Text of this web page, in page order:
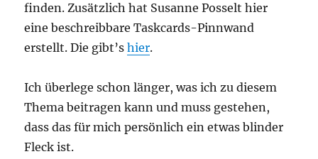
finden. Zusätzlich hat Susanne Posselt hier
eine beschreibbare Taskcards-Pinnwand
erstellt. Die gibt’shier.
Ich überlege schon länger, was ich zu diesem
Thema beitragen kann und muss gestehen,
dass das für mich persönlich ein etwas blinder
Fleck ist.